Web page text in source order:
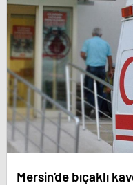
Mersin’de bıçaklı